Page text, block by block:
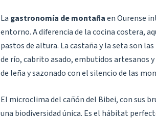
La gastronomía de montañaen Ourense
entorno. A diferencia de la cocina costera,
pastos de altura. La castaña y la seta son
de río, cabrito asado, embutidos artesanos
de leña y sazonado con el silencio de las
El microclima del cañón del Bibei, con sus
una biodiversidad única. Es el hábitat